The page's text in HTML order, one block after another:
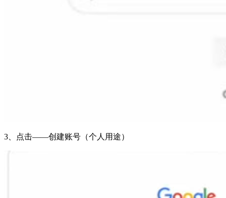
3、点击——创建账号（个人用途）